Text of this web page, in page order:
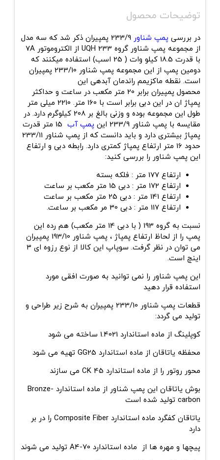
توضیحات محصول
در بررسی پمپ شناور
233/9 پمپیران ذکر شد که سه مدل
از مجموعه پمپ شناور گروه 233 UQH از الکتروموتور 7A
با قدرت 18.5 کیلو وات ( 25 اسب) استفاده میکنند که
دومین پمپ از این مجموعه پمپ شناور 233/10 پمپیران
است. نقطه ماکزیمم راندمان آبدهی این
محصول پمپیران برابر 20 متر مکعب در ساعت و حداکثر
پمپاژ ان در این دبی برابر است با 160 متر. 2210 میلی متر
طول این مجموعه بوده و وزنی بالغ بر 208 کیلوگرم دارد. در
مقایسه با پمپ شناور 233/9 این
پمپ آب
15 متر قدرت
پمپاژ بیشتری دارد و باید دانست که از پمپ شناور 233/11
حدود 16 متر ارتفاع پمپاژ کمتری دارد. رابطه دبی و ارتفاع
این پمپ شناور را بررسی کنید:
ارتفاع 177 متر : فلکه بسته
ارتفاع 172 متر : دبی 15 متر مکعب بر ساعت
ارتفاع 141 متر : دبی 25 متر مکعب بر ساعت
ارتفاع 117 متر : دبی 30 مر مکعب بر ساعت.
نسبت به گروه 193 ( با دبی 14 متر مکعب) هم رده این
پمپ را از لحاظ ارتفاع پمپاژ ، پمپ شناور 193/10 پمپیران
می توان در نظر گرفت. سوپاپ این کالا از نوع رزوه ای 3
اینچ است.
این پمپ شناور را نمی توانید به صورت افقی مورد
استفاده قرار دهید
قطعات پمپ شناور 233/10 پمپیران به شرح زیر طراحی و
تولید می گردد:
کوپلینگ از ماده استاندارد 1.4021 ساخته می شود
محفظه یاتاقان از ماده استاندارد GG25 تهیه می شود
محور روتور را از ماده استاندارد CK 45 می سازند
بوش یاتاقان این پمپ شناور از ماده استاندارد Bronze-
carbon تولید شده است
یاتاقان کفگرد ماده استاندارد Composite Fiber را در بر
دارد
پیچها و مهره ها از ماده استاندارد A4-70 تولید می شوند